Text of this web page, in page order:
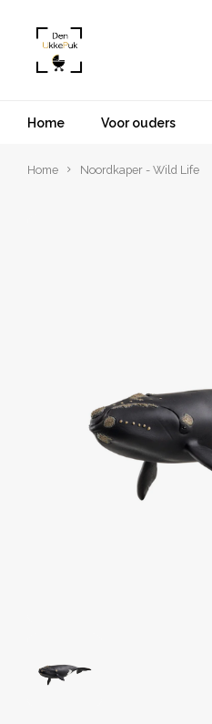
Home Voor ouders
Home Noordkaper - Wild Life